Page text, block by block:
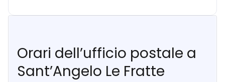
Orari dell’ufficio postale a
Sant’Angelo Le Fratte